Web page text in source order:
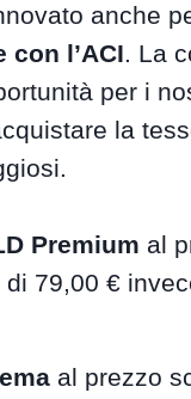
anche
con l’ACI. La
per i
la
Premium al
79,00 €
al prezzo